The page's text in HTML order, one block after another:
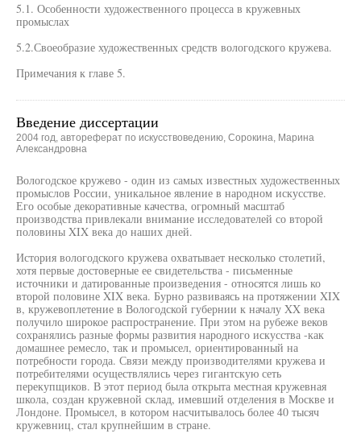
5.1. Особенности художественного процесса в кружевных
промыслах
5.2.Своеобразие художественных средств вологодского кружева.
Примечания к главе 5.
Введение диссертации
2004 год, автореферат по искусствоведению, Сорокина, Марина
Александровна
Вологодское кружево - один из самых известных художественных
промыслов России, уникальное явление в народном искусстве.
Его особые декоративные качества, огромный масштаб
производства привлекали внимание исследователей со второй
половины XIX века до наших дней.
История вологодского кружева охватывает несколько столетий,
хотя первые достоверные ее свидетельства - письменные
источники и датированные произведения - относятся лишь ко
второй половине XIX века. Бурно развиваясь на протяжении XIX
в, кружевоплетение в Вологодской губернии к началу XX века
получило широкое распространение. При этом на рубеже веков
сохранялись разные формы развития народного искусства -как
домашнее ремесло, так и промысел, ориентированный на
потребности города. Связи между производителями кружева и
потребителями осуществлялись через гигантскую сеть
перекупщиков. В этот период была открыта местная кружевная
школа, создан кружевной склад, имевший отделения в Москве и
Лондоне. Промысел, в котором насчитывалось более 40 тысяч
кружевниц, стал крупнейшим в стране.